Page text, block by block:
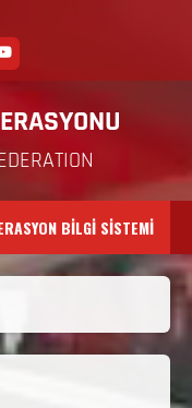
BİLGİ SİSTEMİ